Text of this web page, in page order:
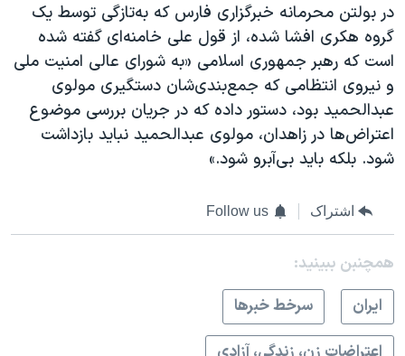
در بولتن محرمانه خبرگزاری فارس که به‌تازگی توسط یک
گروه هکری افشا شده، از قول علی خامنه‌ای گفته شده
است که رهبر جمهوری اسلامی «به شورای عالی امنیت ملی
و نیروی انتظامی که جمع‌بندی‌شان دستگیری مولوی
عبدالحمید بود، دستور داده‌ که در جریان بررسی موضوع
اعتراض‌ها در زاهدان، مولوی عبدالحمید نباید بازداشت
شود. بلکه باید بی‌آبرو شود.»
اشتراک Follow us
همچنبن ببینید:
ايران
سرخط خبرها